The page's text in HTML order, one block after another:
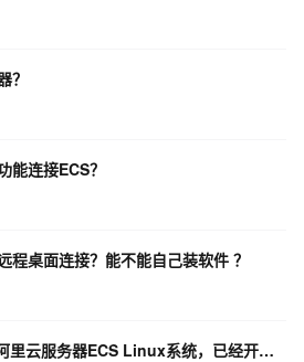
？
能连接ECS？
程桌面连接？能不能自己装软件 ？
win10远程桌面连接不到阿里云服务器ECS Linux系统，已经开放了安全组3389端口还是不行